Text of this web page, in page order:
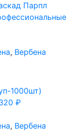
Парпл
, Вербена
1000шт)
₽
, Вербена